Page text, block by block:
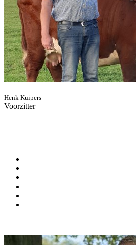
Henk Kuipers
Voorzitter